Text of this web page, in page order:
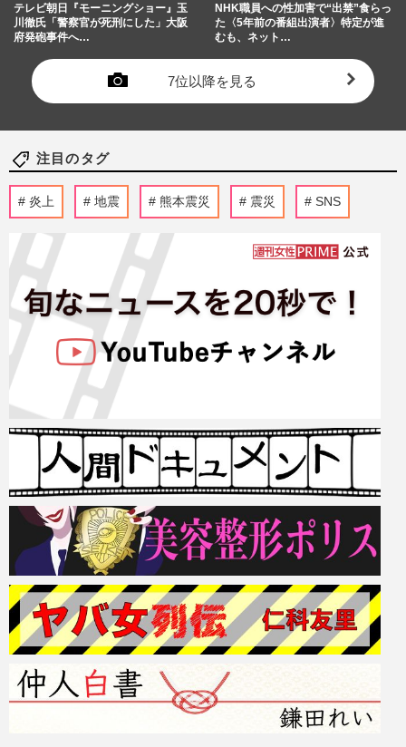
テレビ朝日『モーニングショー』玉
川徹氏「警察官が死刑にした」大阪
府発砲事件へ…
NHK職員への性加害で“出禁”食らっ
た〈5年前の番組出演者〉特定が進
むも、ネット…
7位以降を見る
注目のタグ
炎上 地震 熊本震災 震災 SNS